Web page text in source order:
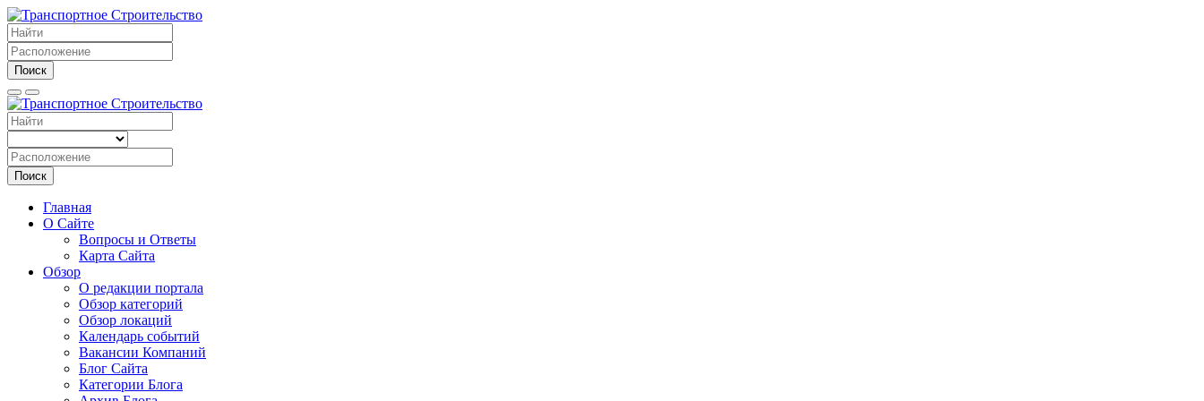
Поиск
Поиск
Главная
О Сайте
Вопросы и Ответы
Карта Сайта
Обзор
О редакции портала
Обзор категорий
Обзор локаций
Календарь событий
Вакансии Компаний
Блог Сайта
Категории Блога